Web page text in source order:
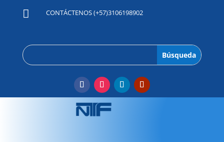
 CONTÁCTENOS (+57)3106198902